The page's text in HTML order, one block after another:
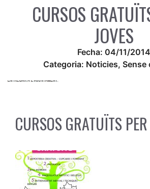
CURSOS
JOVES
Fecha: 04/11/2014
Categoria: Noticies, Sense
CURSOS GRATUÏTS